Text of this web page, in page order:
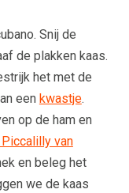
Snij de
de plakken kaas.
het met de
een kwastje.
op de ham en
van
en beleg het
we de kaas